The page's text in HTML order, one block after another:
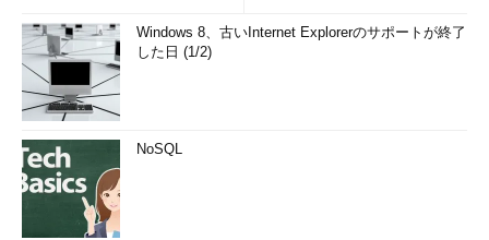
Windows 8、古いInternet Explorerのサポートが終了
した日 (1/2)
NoSQL